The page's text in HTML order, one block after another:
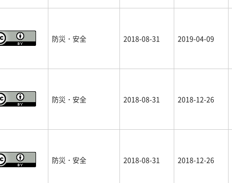
防災・安全 2018-08-31 2019-04-09
防災・安全 2018-08-31 2018-12-26
防災・安全 2018-08-31 2018-12-26